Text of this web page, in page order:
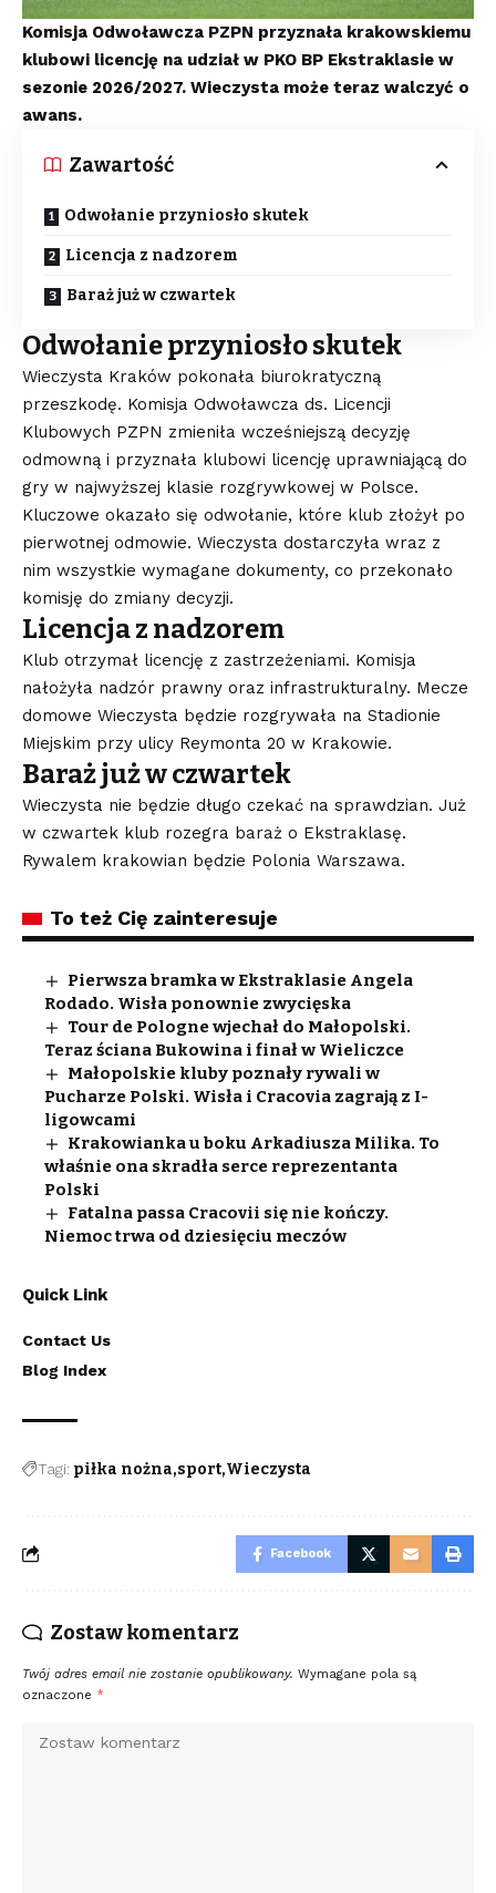
Komisja Odwoławcza PZPN przyznała krakowskiemu
klubowi licencję na udział w PKO BP Ekstraklasie w
sezonie 2026/2027. Wieczysta może teraz walczyć o
awans.
Zawartość
Odwołanie przyniosło skutek
Licencja z nadzorem
Baraż już w czwartek
Odwołanie przyniosło skutek
Wieczysta Kraków pokonała biurokratyczną
przeszkodę. Komisja Odwoławcza ds. Licencji
Klubowych PZPN zmieniła wcześniejszą decyzję
odmowną i przyznała klubowi licencję uprawniającą do
gry w najwyższej klasie rozgrywkowej w Polsce.
Kluczowe okazało się odwołanie, które klub złożył po
pierwotnej odmowie. Wieczysta dostarczyła wraz z
nim wszystkie wymagane dokumenty, co przekonało
komisję do zmiany decyzji.
Licencja z nadzorem
Klub otrzymał licencję z zastrzeżeniami. Komisja
nałożyła nadzór prawny oraz infrastrukturalny. Mecze
domowe Wieczysta będzie rozgrywała na Stadionie
Miejskim przy ulicy Reymonta 20 w Krakowie.
Baraż już w czwartek
Wieczysta nie będzie długo czekać na sprawdzian. Już
w czwartek klub rozegra baraż o Ekstraklasę.
Rywalem krakowian będzie Polonia Warszawa.
To też Cię zainteresuje
Pierwsza bramka w Ekstraklasie Angela
Rodado. Wisła ponownie zwycięska
Tour de Pologne wjechał do Małopolski.
Teraz ściana Bukowina i finał w Wieliczce
Małopolskie kluby poznały rywali w
Pucharze Polski. Wisła i Cracovia zagrają z I-
ligowcami
Krakowianka u boku Arkadiusza Milika. To
właśnie ona skradła serce reprezentanta
Polski
Fatalna passa Cracovii się nie kończy.
Niemoc trwa od dziesięciu meczów
Quick Link
Contact Us
Blog Index
Tagi: piłka nożna sport Wieczysta
Facebook
Zostaw komentarz
Twój adres email nie zostanie opublikowany. Wymagane pola są
oznaczone *